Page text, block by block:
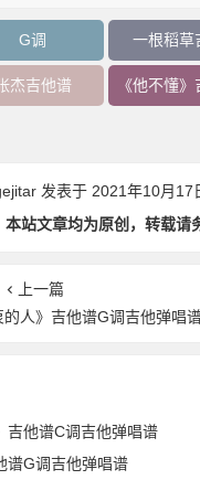
G调 一根稻草
杰吉他谱 《他不懂
发表于 2021年10月17
本站文章均为原创，转载请
上一篇
人》吉他谱G调吉他弹唱
吉他谱C调吉他弹唱谱
谱G调吉他弹唱谱